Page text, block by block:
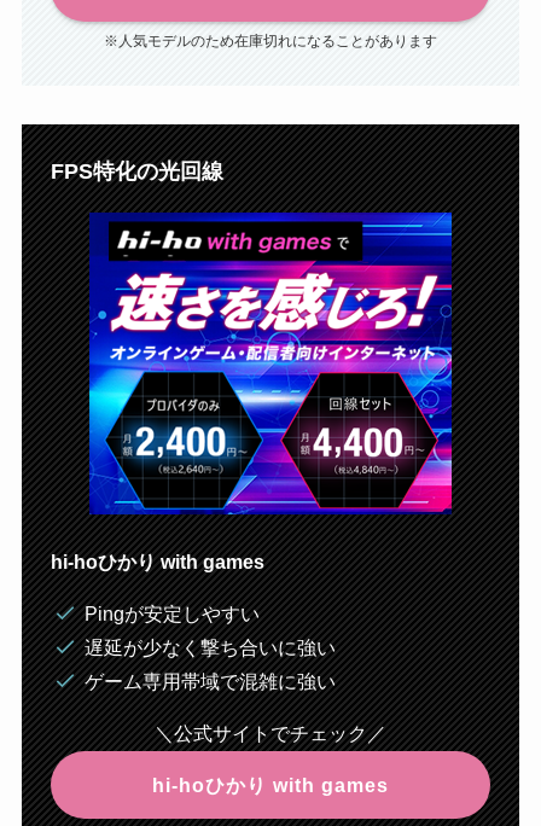
※人気モデルのため在庫切れになることがあります
FPS特化の光回線
hi-hoひかり with games
Pingが安定しやすい
遅延が少なく撃ち合いに強い
ゲーム専用帯域で混雑に強い
＼公式サイトでチェック／
hi-hoひかり with games